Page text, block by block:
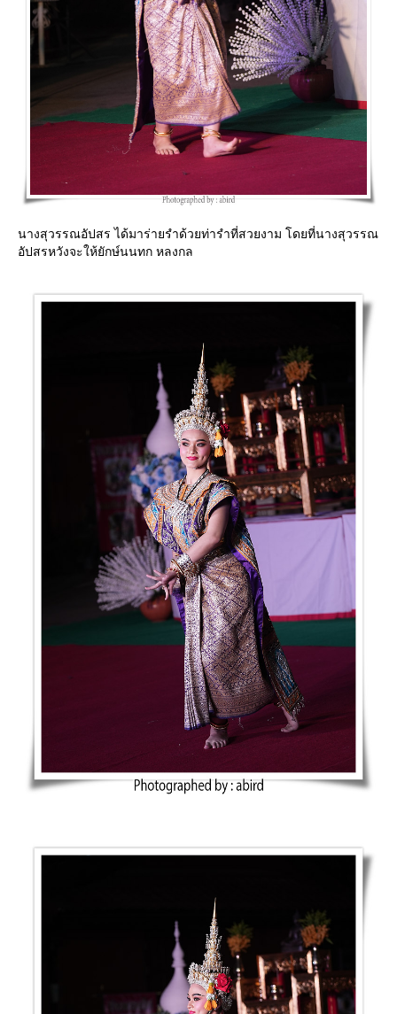
นางสุวรรณอัปสร ได้มาร่ายรำด้วยท่ารำที่สวยงาม โดยที่นางสุวรรณ
อัปสรหวังจะให้ยักษ์นนทก หลงกล